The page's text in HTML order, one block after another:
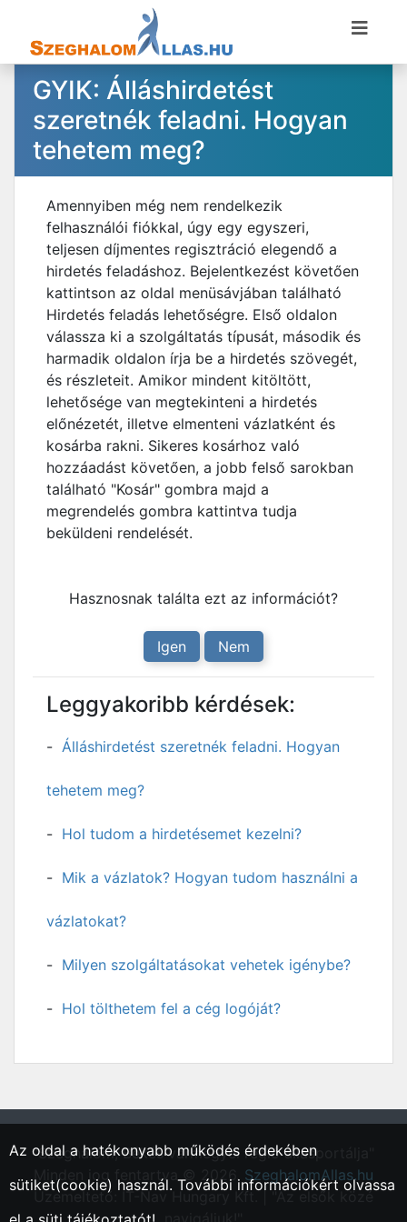
GYIK: Álláshirdetést
szeretnék feladni. Hogyan
tehetem meg?
Amennyiben még nem rendelkezik
felhasználói fiókkal, úgy egy egyszeri,
teljesen díjmentes regisztráció elegendő a
hirdetés feladáshoz. Bejelentkezést követően
kattintson az oldal menüsávjában található
Hirdetés feladás lehetőségre. Első oldalon
válassza ki a szolgáltatás típusát, második és
harmadik oldalon írja be a hirdetés szövegét,
és részleteit. Amikor mindent kitöltött,
lehetősége van megtekinteni a hirdetés
előnézetét, illetve elmenteni vázlatként és
kosárba rakni. Sikeres kosárhoz való
hozzáadást követően, a jobb felső sarokban
található "Kosár" gombra majd a
megrendelés gombra kattintva tudja
beküldeni rendelését.
Hasznosnak találta ezt az információt?
Igen Nem
Leggyakoribb kérdések:
Álláshirdetést szeretnék feladni. Hogyan
tehetem meg?
Hol tudom a hirdetésemet kezelni?
Mik a vázlatok? Hogyan tudom használni a
vázlatokat?
Milyen szolgáltatásokat vehetek igénybe?
Hol tölthetem fel a cég logóját?
"Szeghalom, Békés vármegyei régió állásportálja"
Minden jog fentartva © 2026. SzeghalomAllas.hu
Üzemeltető: IT-Nav Hungary Kft. | "Az elsők közé
Az oldal a hatékonyabb működés érdekében
sütiket(cookie) használ. További információkért olvassa